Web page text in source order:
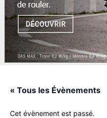
« Tous les Évènements
Cet évènement est passé.